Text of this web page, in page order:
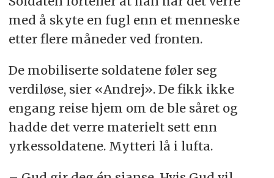
med å skyte en fugl enn et menneske
etter flere måneder ved fronten.
De mobiliserte soldatene føler seg
verdiløse, sier «Andrej». De fikk ikke
engang reise hjem om de ble såret og
hadde det verre materielt sett enn
yrkessoldatene. Mytteri lå i lufta.